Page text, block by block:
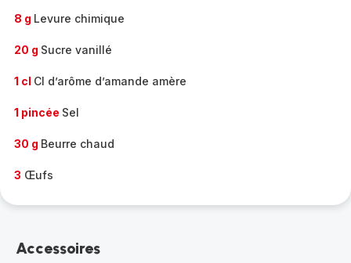
8 g Levure chimique
20 g Sucre vanillé
1 cl Cl d’arôme d’amande amère
1 pincée Sel
30 g Beurre chaud
3 Œufs
Accessoires